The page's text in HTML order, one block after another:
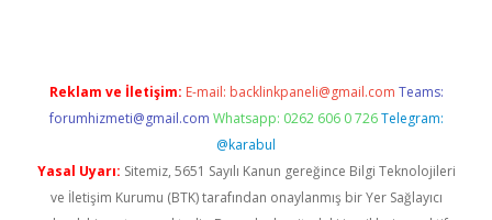
Reklam ve İletişim: E-mail: backlinkpaneli@gmail.com Teams:
forumhizmeti@gmail.com Whatsapp: 0262 606 0 726 Telegram:
@karabul
Yasal Uyarı: Sitemiz, 5651 Sayılı Kanun gereğince Bilgi Teknolojileri
ve İletişim Kurumu (BTK) tarafından onaylanmış bir Yer Sağlayıcı